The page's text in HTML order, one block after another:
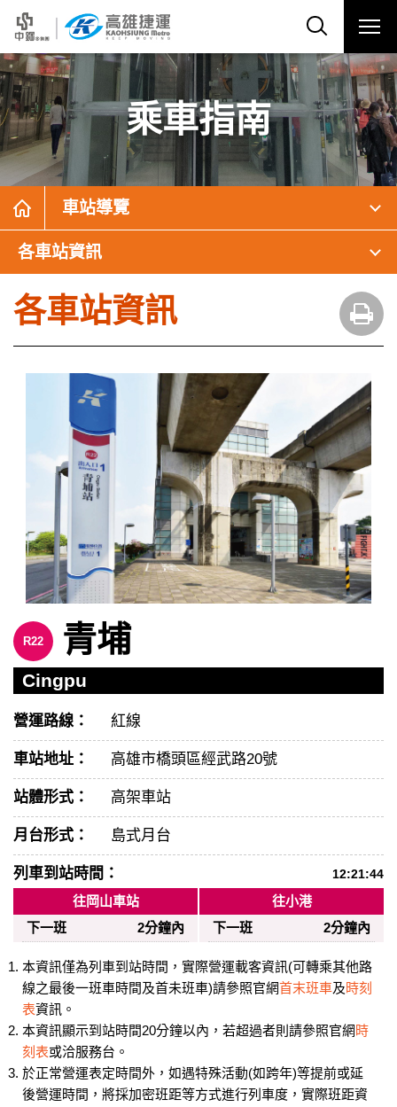
乘車指南
車站導覽
各車站資訊
各車站資訊
R22 青埔
Cingpu
營運路線： 紅線
車站地址： 高雄市橋頭區經武路20號
站體形式： 高架車站
月台形式： 島式月台
列車到站時間： 12:21:44
往岡山車站
下一班
2分鐘內
往小港
下一班
2分鐘內
本資訊僅為列車到站時間，實際營運載客資訊(可轉乘其他路
線之最後一班車時間及首未班車)請參照官網首末班車及時刻
表資訊。
本資訊顯示到站時間20分鐘以內，若超過者則請參照官網 時
刻表或洽服務台。
於正常營運表定時間外，如遇特殊活動(如跨年)等提前或延
後營運時間，將採加密班距等方式進行列車度，實際班距資